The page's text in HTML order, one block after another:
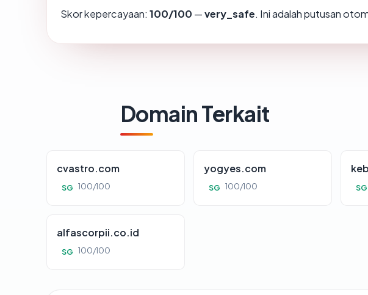
Skor kepercayaan: 100/100 —very_safe. Ini adalah putusan
Domain Terkait
cvastro.com
SG 100/100
yogyes.com
SG 100/100 SG
alfascorpii.co.id
SG 100/100